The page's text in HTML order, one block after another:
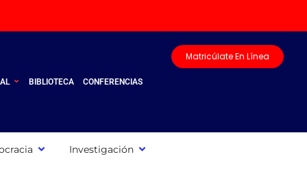
BIBLIOTECA CONFERENCIAS
Matricúlate En Línea
Investigación